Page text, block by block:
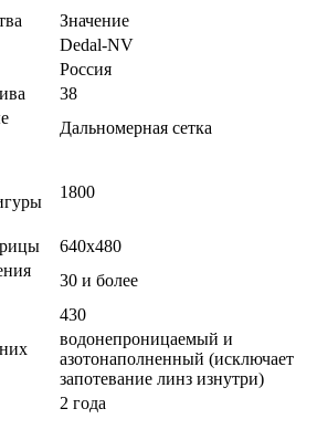
Значение
Dedal-NV
Россия
38
Дальномерная сетка
1800
640x480
30 и более
430
водонепроницаемый и
азотонаполненный (исключает
запотевание линз изнутри)
2 года